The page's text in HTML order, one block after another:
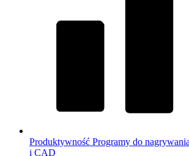
Produktywność Programy do
i CAD